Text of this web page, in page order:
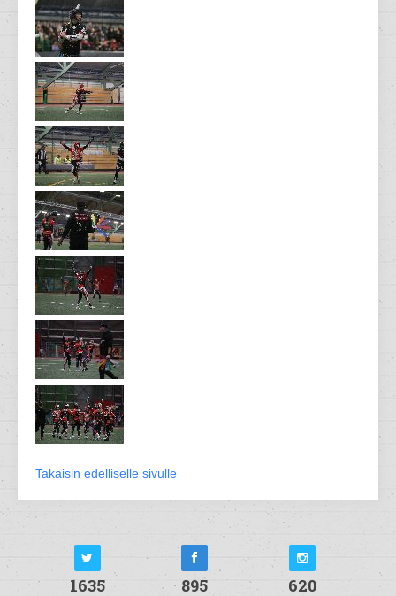
Takaisin edelliselle sivulle
1635 895 620